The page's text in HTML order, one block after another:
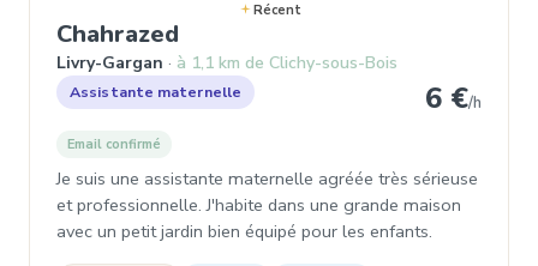
Récent
Chahrazed
Livry-Gargan à 1,1 km de Clichy-sous-Bois
Assistante maternelle 6 €/h
Email confirmé
Je suis une assistante maternelle agréée très sérieuse
et professionnelle. J'habite dans une grande maison
avec un petit jardin bien équipé pour les enfants.